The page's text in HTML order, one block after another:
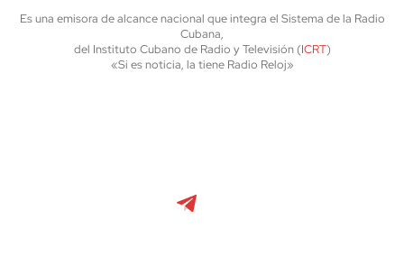
Es una emisora de alcance nacional que integra el Sistema de la Radio
Cubana,
del Instituto Cubano de Radio y Televisión (ICRT)
«Si es noticia, la tiene Radio Reloj»